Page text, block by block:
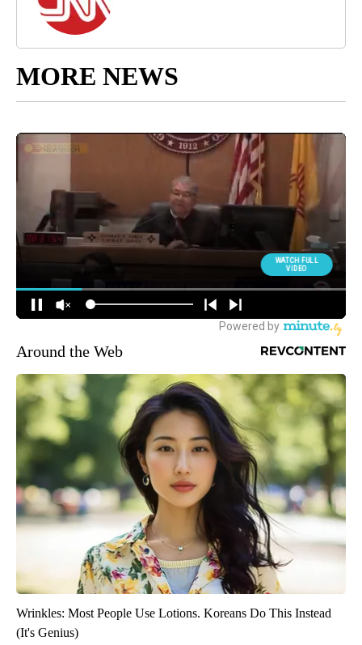
MORE NEWS
Around the Web
Wrinkles: Most People Use Lotions. Koreans Do This Instead
(It's Genius)